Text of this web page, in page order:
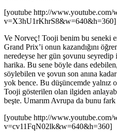
[youtube http://www.youtube.com/
v=X3hU1rKhrS8&w=640&h=360]
Ve Norveç! Tooji benim bu seneki
Grand Prix’i onun kazandığını
neredeyse her gün şovunu
harika. Bu sene böyle dans
söylebilen ve şovun son anına
yok bence. Bu düşüncemde yalnız
Tooji gösterilen olan ilgiden
beşte. Umarım Avrupa da bunu
[youtube http://www.youtube.com/
v=cv11FqN02lk&w=640&h=360]